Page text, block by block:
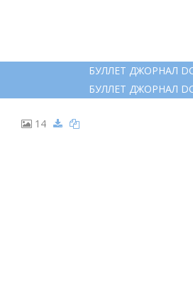
БУЛЛЕТ ДЖОРНАЛ
БУЛЛЕТ ДЖОРНАЛ
14